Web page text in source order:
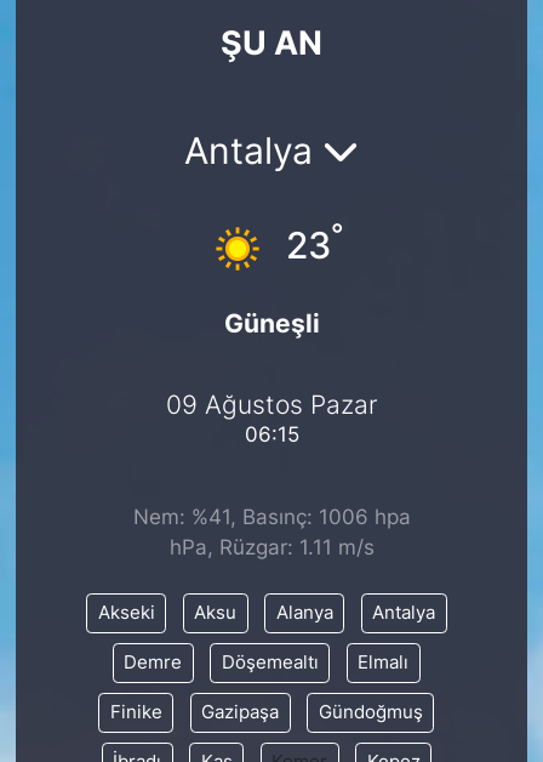
ŞU AN
Antalya
23°
Güneşli
09 Ağustos Pazar
06:15
Nem: %41, Basınç: 1006 hpa
hPa, Rüzgar: 1.11 m/s
Akseki Aksu Alanya Antalya
Demre Döşemealtı Elmalı
Finike Gazipaşa Gündoğmuş
Son Dakika Haberleri